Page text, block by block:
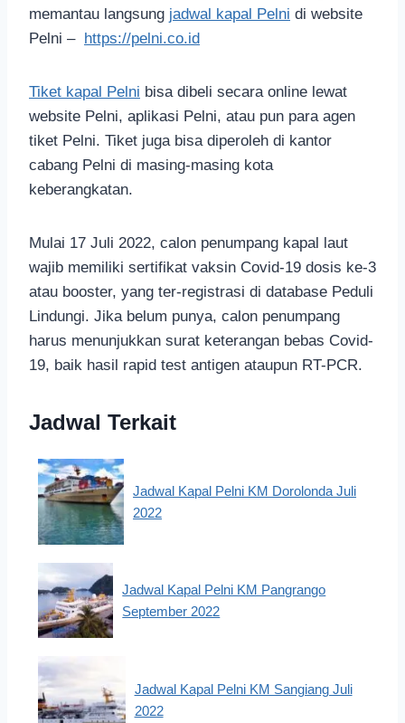
memantau langsung jadwal kapal Pelni di website
Pelni – https://pelni.co.id
Tiket kapal Pelni bisa dibeli secara online lewat
website Pelni, aplikasi Pelni, atau pun para agen
tiket Pelni. Tiket juga bisa diperoleh di kantor
cabang Pelni di masing-masing kota
keberangkatan.
Mulai 17 Juli 2022, calon penumpang kapal laut
wajib memiliki sertifikat vaksin Covid-19 dosis ke-3
atau booster, yang ter-registrasi di database Peduli
Lindungi. Jika belum punya, calon penumpang
harus menunjukkan surat keterangan bebas Covid-
19, baik hasil rapid test antigen ataupun RT-PCR.
Jadwal Terkait
Jadwal Kapal Pelni KM Dorolonda Juli
2022
Jadwal Kapal Pelni KM Pangrango
September 2022
Jadwal Kapal Pelni KM Sangiang Juli
2022